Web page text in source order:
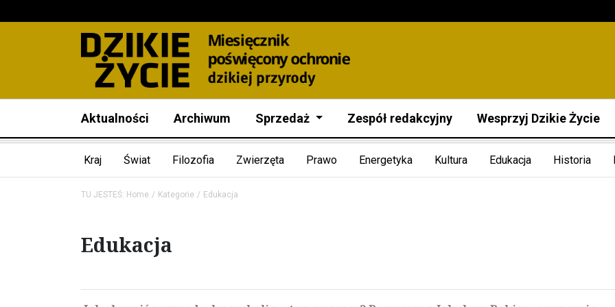
Aktualności Archiwum Sprzedaż Zespół redakcyjny Wesprzyj Dzikie Życie
Kraj Świat Filozofia Zwierzęta Prawo Energetyka Kultura Edukacja Historia
TU JESTEŚ: Home Kategorie Edukacja
Edukacja